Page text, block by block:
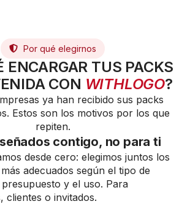
Por qué elegirnos
ENCARGAR TUS PACKS
CON WITHLOGO?
ya han recibido sus packs
Estos son los motivos por los que
repiten.
contigo, no para ti
desde cero: elegimos juntos los
adecuados según el tipo de
y el uso. Para
clientes o invitados.